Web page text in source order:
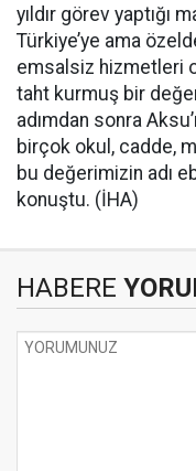
yıldır görev yaptığı
Türkiye’ye ama
emsalsiz hizmetleri
taht kurmuş bir
adımdan sonra
birçok okul, cadde,
bu değerimizin adı
konuştu. (İHA)
HABERE